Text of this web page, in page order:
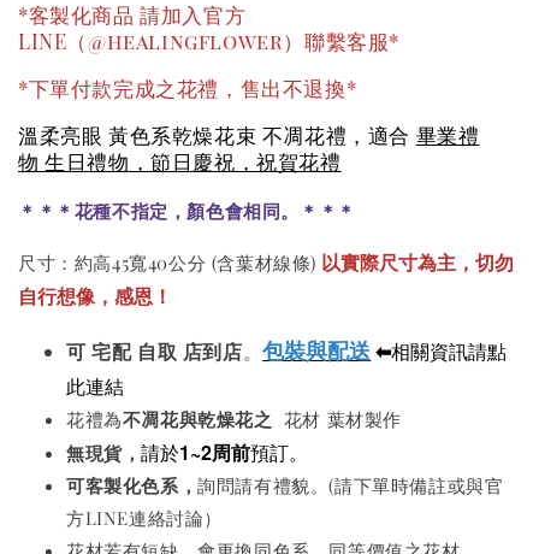
*客製化商品 請加入官方
LINE（@healingflower）聯繫客服*
*下單付款完成之花禮，售出不退換*
溫柔亮眼 黃色系乾燥花束 不凋花禮，適合 畢業禮
物生日禮物，節日慶祝，祝賀花禮
＊＊＊花種不指定，顏色會相同。＊＊＊
尺寸：約高45寬40公分 (含葉材線條) 以實際尺寸為主，切勿
自行想像，感恩！
可宅配 自取 店到店。包裝與配送⬅相關資訊請點
此連結
花禮為不凋花與乾燥花之 花材 葉材製作
無現貨，請於1~2周前預訂。
可客製化色系，詢問請有禮貌。(請下單時備註或與官
方LINE連絡討論）